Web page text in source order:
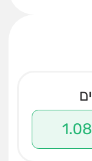
1.08